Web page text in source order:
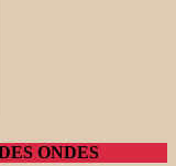
ONDES